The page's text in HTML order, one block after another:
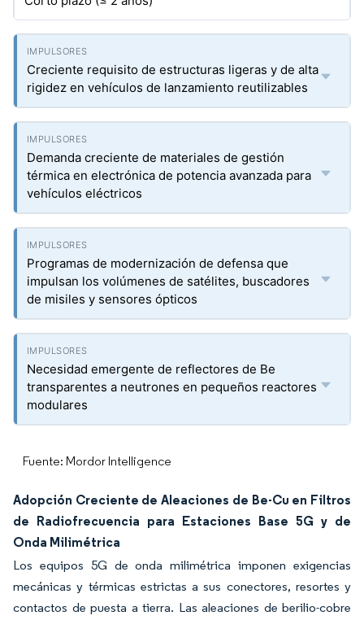
Creciente requisito de estructuras ligeras y de alta
rigidez en vehículos de lanzamiento reutilizables
Demanda creciente de materiales de gestión
térmica en electrónica de potencia avanzada para
vehículos eléctricos
Programas de modernización de defensa que
impulsan los volúmenes de satélites, buscadores
de misiles y sensores ópticos
Necesidad emergente de reflectores de Be
transparentes a neutrones en pequeños reactores
modulares
Fuente: Mordor Intelligence
Adopción Creciente de Aleaciones de Be-Cu en Filtros
de Radiofrecuencia para Estaciones Base 5G y de
Onda Milimétrica
Los equipos 5G de onda milimétrica imponen exigencias
mecánicas y térmicas estrictas a sus conectores, resortes y
contactos de puesta a tierra. Las aleaciones de berilio-cobre